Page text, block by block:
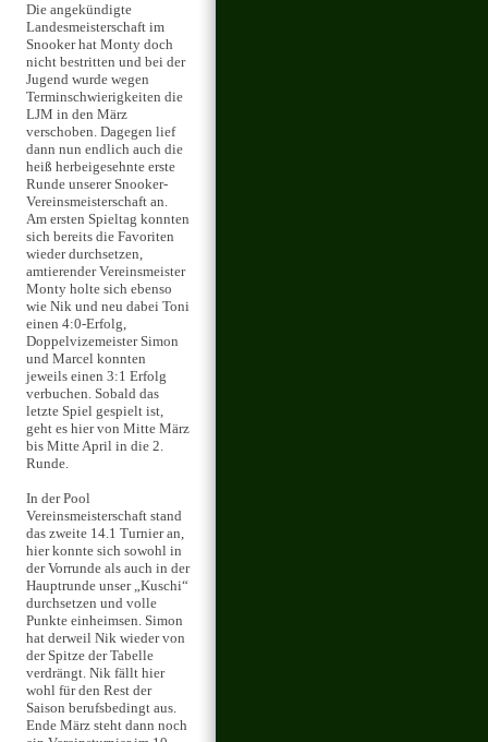
Die angekündigte
Landesmeisterschaft im
Snooker hat Monty doch
nicht bestritten und bei der
Jugend wurde wegen
Terminschwierigkeiten die
LJM in den März
verschoben. Dagegen lief
dann nun endlich auch die
heiß herbeigesehnte erste
Runde unserer Snooker-
Vereinsmeisterschaft an.
Am ersten Spieltag konnten
sich bereits die Favoriten
wieder durchsetzen,
amtierender Vereinsmeister
Monty holte sich ebenso
wie Nik und neu dabei Toni
einen 4:0-Erfolg,
Doppelvizemeister Simon
und Marcel konnten
jeweils einen 3:1 Erfolg
verbuchen. Sobald das
letzte Spiel gespielt ist,
geht es hier von Mitte März
bis Mitte April in die 2.
Runde.
In der Pool
Vereinsmeisterschaft stand
das zweite 14.1 Turnier an,
hier konnte sich sowohl in
der Vorrunde als auch in der
Hauptrunde unser „Kuschi“
durchsetzen und volle
Punkte einheimsen. Simon
hat derweil Nik wieder von
der Spitze der Tabelle
verdrängt. Nik fällt hier
wohl für den Rest der
Saison berufsbedingt aus.
Ende März steht dann noch